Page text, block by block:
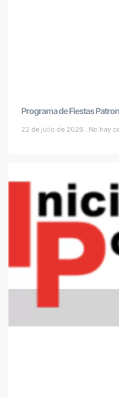
Programa de Fiestas
22 de julio de 2026 No hay